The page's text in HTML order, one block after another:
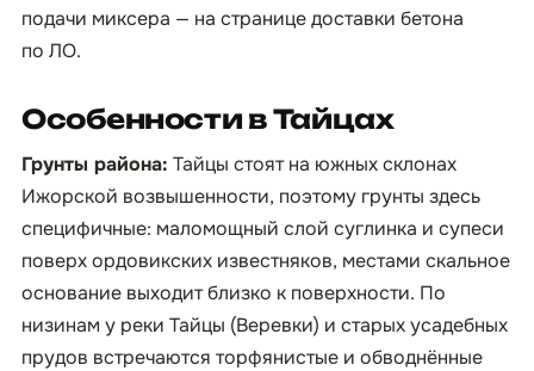
подачи миксера — на страницедоставки бетона
по ЛО.
Особенности в Тайцах
Грунты района: Тайцы стоят на южных склонах
Ижорской возвышенности, поэтому грунты здесь
специфичные: маломощный слой суглинка и супеси
поверх ордовикских известняков, местами скальное
основание выходит близко к поверхности. По
низинам у реки Тайцы (Веревки) и старых усадебных
прудов встречаются торфянистые и обводнённые